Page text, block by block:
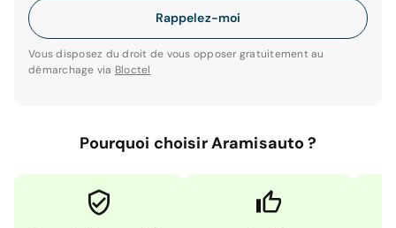
Rappelez-moi
Vous disposez du droit de vous opposer gratuitement au
démarchage via Bloctel
Pourquoi choisir Aramisauto ?